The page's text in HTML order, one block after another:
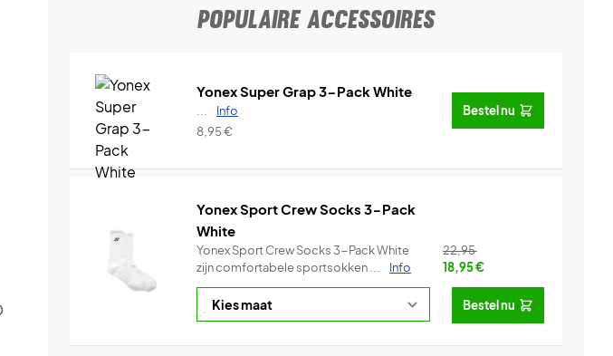
POPULAIRE ACCESSOIRES
Yonex Super Grap 3-Pack White
Info
8,95€
Bestel nu
Yonex Sport Crew Socks 3-Pack
White
Yonex Sport Crew Socks 3-Pack White
zijn comfortabele sportsokken ...
Info
22,95
18,95€
Bestel nu